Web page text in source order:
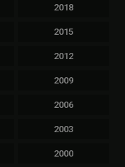
2018
2015
2012
2009
2006
2003
2000